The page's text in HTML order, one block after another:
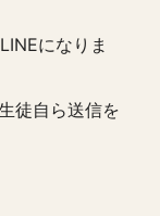
になりま
徒自ら送信を